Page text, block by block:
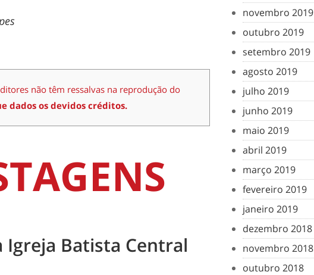
não têm ressalvas na reprodução do
dados os devidos créditos.
Igreja Batista Central
novembro 2019
outubro 2019
setembro 2019
agosto 2019
julho 2019
junho 2019
maio 2019
abril 2019
março 2019
fevereiro 2019
janeiro 2019
dezembro 2018
novembro 2018
outubro 2018